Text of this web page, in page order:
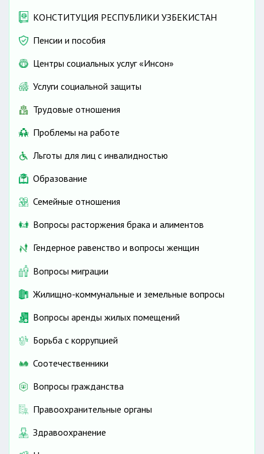
КОНСТИТУЦИЯ РЕСПУБЛИКИ УЗБЕКИСТАН
Пенсии и пособия
Центры социальных услуг «Инсон»
Услуги социальной защиты
Трудовые отношения
Проблемы на работе
Льготы для лиц с инвалидностью
Образование
Семейные отношения
Вопросы расторжения брака и алиментов
Гендерное равенство и вопросы женщин
Вопросы миграции
Жилищно-коммунальные и земельные вопросы
Вопросы аренды жилых помещений
Борьба с коррупцией
Соотечественники
Вопросы гражданства
Правоохранительные органы
Здравоохранение